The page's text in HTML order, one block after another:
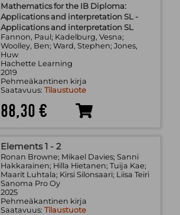
Mathematics for the IB Diploma:
Applications and interpretation SL -
Applications and interpretation SL
Fannon, Paul; Kadelburg, Vesna;
Woolley, Ben; Ward, Stephen; Jones,
Huw
Hachette Learning
2019
Pehmeäkantinen kirja
Saatavuus: Tilaustuote
88,30 €
Elements 1 - 2
Ronan Browne; Mikael Davies; Sanni
Hakkarainen; Hilla Hietanen; Tuija Kae;
Maarit Luhtala; Kirsi Silonsaari; Liisa Teiri
Sanoma Pro Oy
2025
Pehmeäkantinen kirja
Saatavuus: Tilaustuote